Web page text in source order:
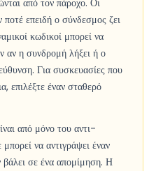
από τον πάροχο. Οι
ποτέ επειδή ο σύνδεσμος ζει
κωδικοί μπορεί να
αν η συνδρομή λήξει ή ο
Για συσκευασίες που
επιλέξτε έναν σταθερό
από μόνο του αντι-
να αντιγράψει έναν
σε ένα απομίμηση. Η